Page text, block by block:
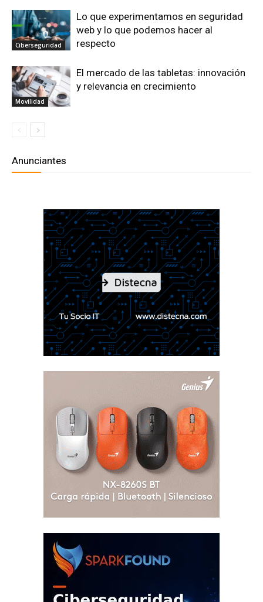
Ciberseguridad
Lo que experimentamos en seguridad
web y lo que podemos hacer al
respecto
Movilidad
El mercado de las tabletas: innovación
y relevancia en crecimiento
Anunciantes